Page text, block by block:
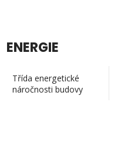
ENERGIE
Třída energetické
náročnosti budovy